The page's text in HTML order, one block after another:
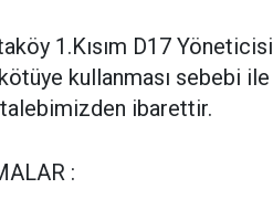
1.Kısım D17
kullanması sebebi ile
talebimizden ibarettir.
: